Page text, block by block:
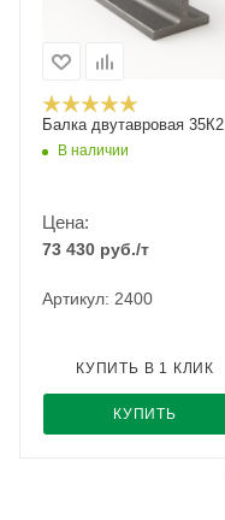
Балка двутавровая 35К2
В наличии
Цена:
73 430 руб./т
Артикул: 2400
КУПИТЬ
КУПИТЬ В 1 КЛИК